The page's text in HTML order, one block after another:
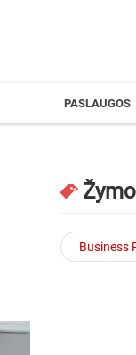
PASLAUGOS
Business